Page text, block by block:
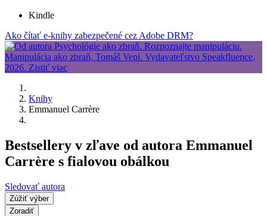
Kindle
Ako čítať e-knihy zabezpečené cez Adobe DRM?
Knihy
Emmanuel Carrère
Bestsellery v zľave od autora Emmanuel
Carrère s fialovou obálkou
Sledovať autora
Zúžiť výber
Zoradiť